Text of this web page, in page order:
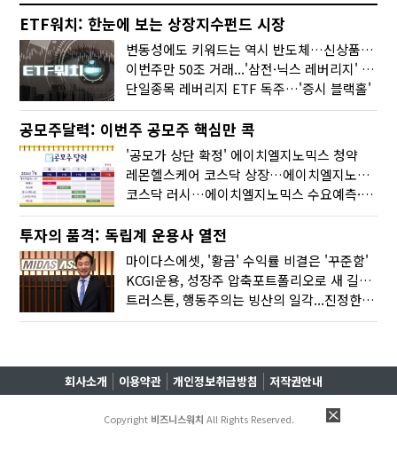
ETF워치: 한눈에 보는 상장지수펀드 시장
변동성에도 키워드는 역시 반도체…신상품은 우주·방산
이번주만 50조 거래...'삼전·닉스 레버리지' 수익률은 -30%
단일종목 레버리지 ETF 독주…'증시 블랙홀'
공모주달력: 이번주 공모주 핵심만 콕
'공모가 상단 확정' 에이치엘지노믹스 청약
레몬헬스케어 코스닥 상장…에이치엘지노믹스 수요예측
코스닥 러시…에이치엘지노믹스 수요예측·레메디 청약
투자의 품격: 독립계 운용사 열전
마이다스에셋, '황금' 수익률 비결은 '꾸준함'
KCGI운용, 성장주 압축포트폴리오로 새 길을 그리다
트러스톤, 행동주의는 빙산의 일각...진정한 힘은 '주식형 강자'
회사소개 이용약관 개인정보취급방침 저작권안내
Copyright 비즈니스워치 All Rights Reserved.